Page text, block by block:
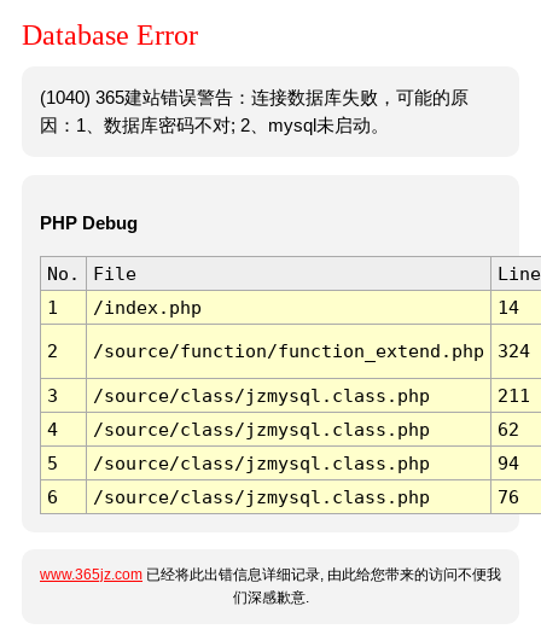
Database Error
(1040) 365建站错误警告：连接数据库失败，可能的原
因：1、数据库密码不对; 2、mysql未启动。
PHP Debug
No. File
Line
1
/index.php 14
2 /source/function/function_extend.php 324
3 /source/class/jzmysql.class.php
211
4
/source/class/jzmysql.class.php
62
5
/source/class/jzmysql.class.php
94
6
/source/class/jzmysql.class.php 76
www.365jz.com 已经将此出错信息详细记录, 由此给您带来的访问不便我
们深感歉意.